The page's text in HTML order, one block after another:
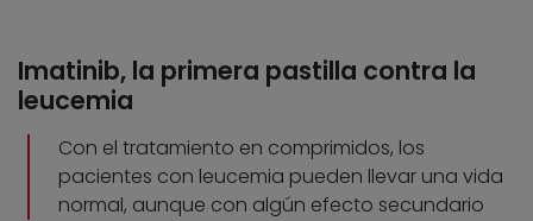
Imatinib, la primera pastilla contra la
leucemia
Con el tratamiento en comprimidos, los
pacientes con leucemia pueden llevar una vida
normal, aunque con algún efecto secundario